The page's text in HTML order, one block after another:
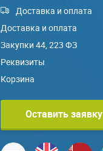
Доставка и оплата
Доставка и оплата
Закупки 44, 223 ФЗ
Реквизиты
Корзина
Оставить заявку